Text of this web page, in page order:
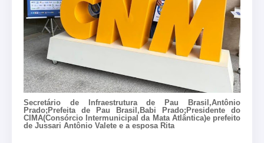
Secretário de Infraestrutura de Pau Brasil,Antônio
Prado;Prefeita de Pau Brasil,Babi Prado;Presidente do
CIMA(Consórcio Intermunicipal da Mata Atlântica)e prefeito
de Jussari Antônio Valete e a esposa Rita